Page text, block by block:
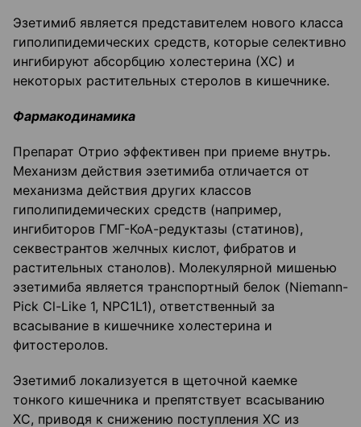
Эзетимиб является представителем нового класса
гиполипидемических средств, которые селективно
ингибируют абсорбцию холестерина (ХС) и
некоторых растительных стеролов в кишечнике.
Фармакодинамика
Препарат Отрио эффективен при приеме внутрь.
Механизм действия эзетимиба отличается от
механизма действия других классов
гиполипидемических средств (например,
ингибиторов ГМГ-КоА-редуктазы (статинов),
секвестрантов желчных кислот, фибратов и
растительных станолов). Молекулярной мишенью
эзетимиба является транспортный белок (Niemann-
Pick Cl-Like 1, NPC1L1), ответственный за
всасывание в кишечнике холестерина и
фитостеролов.
Эзетимиб локализуется в щеточной каемке
тонкого кишечника и препятствует всасыванию
ХС, приводя к снижению поступления ХС из